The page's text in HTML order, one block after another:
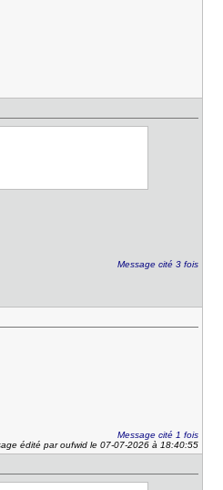
Message cité 3 fois
Message cité 1 fois
édité par oufwid le 07-07-2026 à 18:40:55